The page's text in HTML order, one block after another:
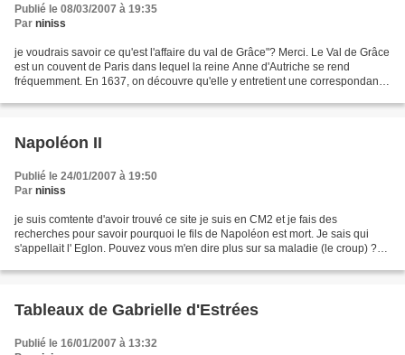
Publié le 08/03/2007 à 19:35
Par niniss
je voudrais savoir ce qu'est l'affaire du val de Grâce"? Merci. Le Val de Grâce
est un couvent de Paris dans lequel la reine Anne d'Autriche se rend
fréquemment. En 1637, on découvre qu'elle y entretient une correspondance
Napoléon II
Publié le 24/01/2007 à 19:50
Par niniss
je suis comtente d'avoir trouvé ce site je suis en CM2 et je fais des
recherches pour savoir pourquoi le fils de Napoléon est mort. Je sais qui
s'appellait l' Eglon. Pouvez vous m'en dire plus sur sa maladie (le croup) ?
Tableaux de Gabrielle d'Estrées
Publié le 16/01/2007 à 13:32